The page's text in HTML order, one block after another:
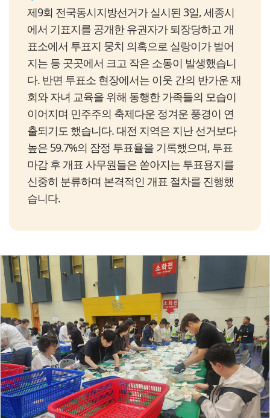
제9회 전국동시지방선거가 실시된 3일, 세종시
에서 기표지를 공개한 유권자가 퇴장당하고 개
표소에서 투표지 뭉치 의혹으로 실랑이가 벌어
지는 등 곳곳에서 크고 작은 소동이 발생했습니
다. 반면 투표소 현장에서는 이웃 간의 반가운 재
회와 자녀 교육을 위해 동행한 가족들의 모습이
이어지며 민주주의 축제다운 정겨운 풍경이 연
출되기도 했습니다. 대전 지역은 지난 선거보다
높은 59.7%의 잠정 투표율을 기록했으며, 투표
마감 후 개표 사무원들은 쏟아지는 투표용지를
신중히 분류하며 본격적인 개표 절차를 진행했
습니다.